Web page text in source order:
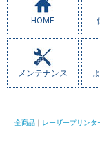
HOME
メンテナンス
全商品 レーザープリンタ